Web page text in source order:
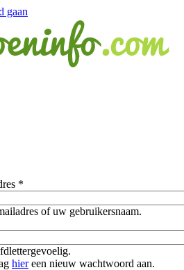
gaan
*
of uw gebruikersnaam.
hiereen nieuw wachtwoord aan.